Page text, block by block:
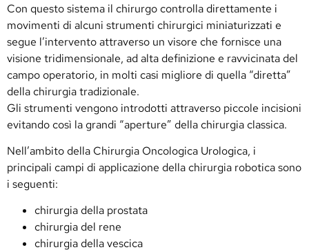
Con questo sistema il chirurgo controlla direttamente i
movimenti di alcuni strumenti chirurgici miniaturizzati e
segue l’intervento attraverso un visore che fornisce una
visione tridimensionale, ad alta definizione e ravvicinata del
campo operatorio, in molti casi migliore di quella “diretta”
della chirurgia tradizionale.
Gli strumenti vengono introdotti attraverso piccole incisioni
evitando così la grandi “aperture” della chirurgia classica.
Nell’ambito della Chirurgia Oncologica Urologica, i
principali campi di applicazione della chirurgia robotica sono
i seguenti:
chirurgia della prostata
chirurgia del rene
chirurgia della vescica